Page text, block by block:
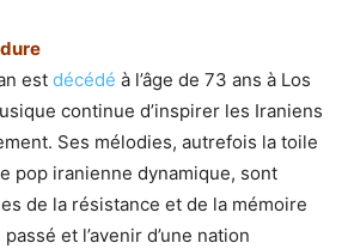
est décédé à l’âge de 73 ans à Los
continue d’inspirer les Iraniens
Ses mélodies, autrefois la toile
pop iranienne dynamique, sont
de la résistance et de la mémoire
et l’avenir d’une nation